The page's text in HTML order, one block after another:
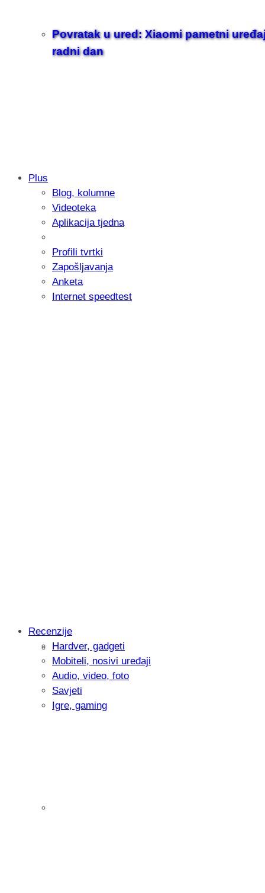
Povratak u ured: Xiaomi pametni
radni dan
Samsung otkrio kako je nastajala
donijelo tanje i izdržljivije preklopne
Plus
Blog, kolumne
Videoteka
Aplikacija tjedna
Profili tvrtki
Zapošljavanja
Anketa
Internet speedtest
Intervju: Goran Jović, fotograf -
Recenzije
Hardver, gadgeti
Mobiteli, nosivi uređaji
Audio, video, foto
Savjeti
Igre, gaming